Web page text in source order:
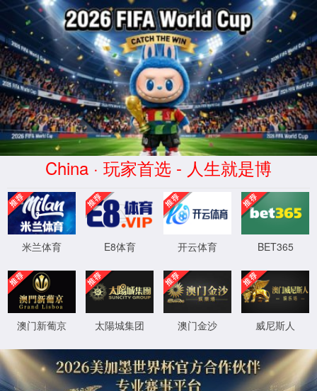
中国·yL23411永利(集团)有限公司官网
中文
电力能源 生物制药
金属冶炼 水处理
环保工程 石油化工
锂电新材料
行业应用
阀门应用专家 有价值的服务
石油化工 石油化工